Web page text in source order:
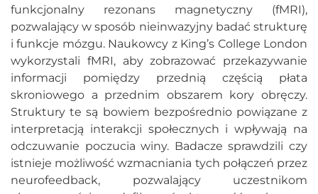
funkcjonalny rezonans magnetyczny (fMRI),
pozwalający w sposób nieinwazyjny badać strukturę
i funkcje mózgu. Naukowcy z King’s College London
wykorzystali fMRI, aby zobrazować przekazywanie
informacji pomiędzy przednią częścią płata
skroniowego a przednim obszarem kory obręczy.
Struktury te są bowiem bezpośrednio powiązane z
interpretacją interakcji społecznych i wpływają na
odczuwanie poczucia winy. Badacze sprawdzili czy
istnieje możliwość wzmacniania tych połączeń przez
neurofeedback, pozwalający uczestnikom